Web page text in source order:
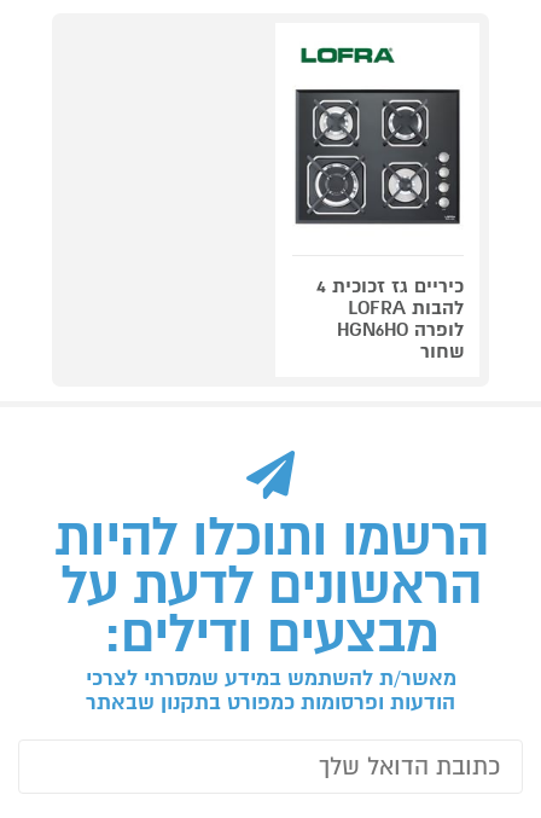
כיריים גז זכוכית 4
להבות LOFRA
לופרה HGN6HO
שחור
הרשמו ותוכלו להיות
הראשונים לדעת על
מבצעים ודילים:
מאשר/ת להשתמש במידע שמסרתי לצרכי
הודעות ופרסומות כמפורט בתקנון שבאתר